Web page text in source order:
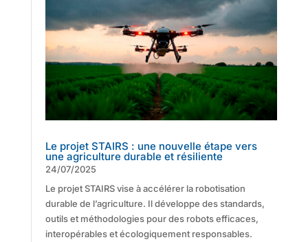
Le projet STAIRS : une nouvelle étape vers
une agriculture durable et résiliente
24/07/2025
Le projet STAIRS vise à accélérer la robotisation
durable de l’agriculture. Il développe des standards,
outils et méthodologies pour des robots efficaces,
interopérables et écologiquement responsables.